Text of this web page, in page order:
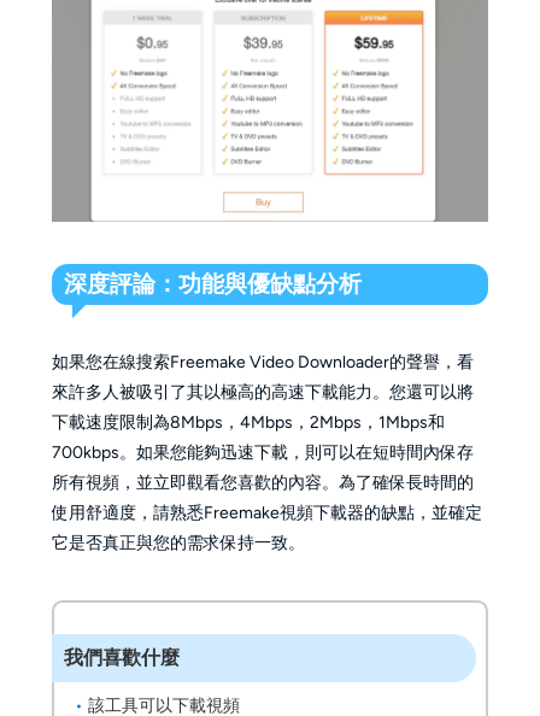
深度評論：功能與優缺點分析
如果您在線搜索Freemake Video Downloader的聲譽，看
來許多人被吸引了其以極高的高速下載能力。您還可以將
下載速度限制為8Mbps，4Mbps，2Mbps，1Mbps和
700kbps。如果您能夠迅速下載，則可以在短時間內保存
所有視頻，並立即觀看您喜歡的內容。為了確保長時間的
使用舒適度，請熟悉Freemake視頻下載器的缺點，並確定
它是否真正與您的需求保持一致。
我們喜歡什麼
該工具可以下載視頻